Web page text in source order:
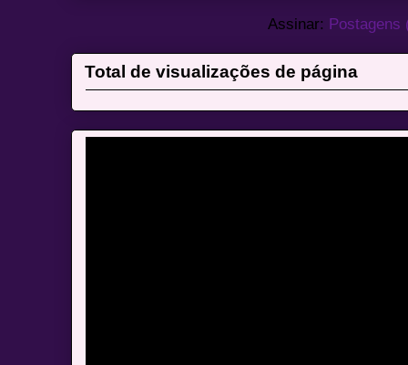
Assinar: Postagens
Total de visualizações de página